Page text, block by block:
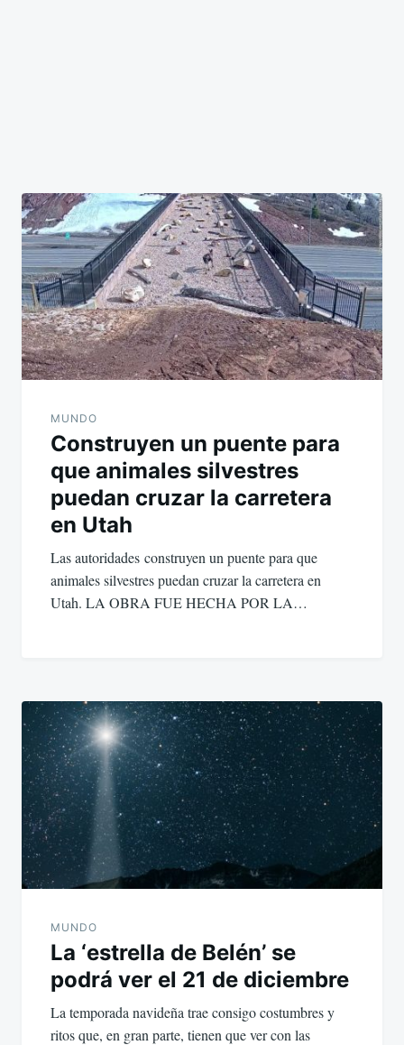
MUNDO
Construyen un puente para
que animales silvestres
puedan cruzar la carretera
en Utah
Las autoridades construyen un puente para que
animales silvestres puedan cruzar la carretera en
Utah. LA OBRA FUE HECHA POR LA…
MUNDO
La ‘estrella de Belén’ se
podrá ver el 21 de diciembre
La temporada navideña trae consigo costumbres y
ritos que, en gran parte, tienen que ver con las